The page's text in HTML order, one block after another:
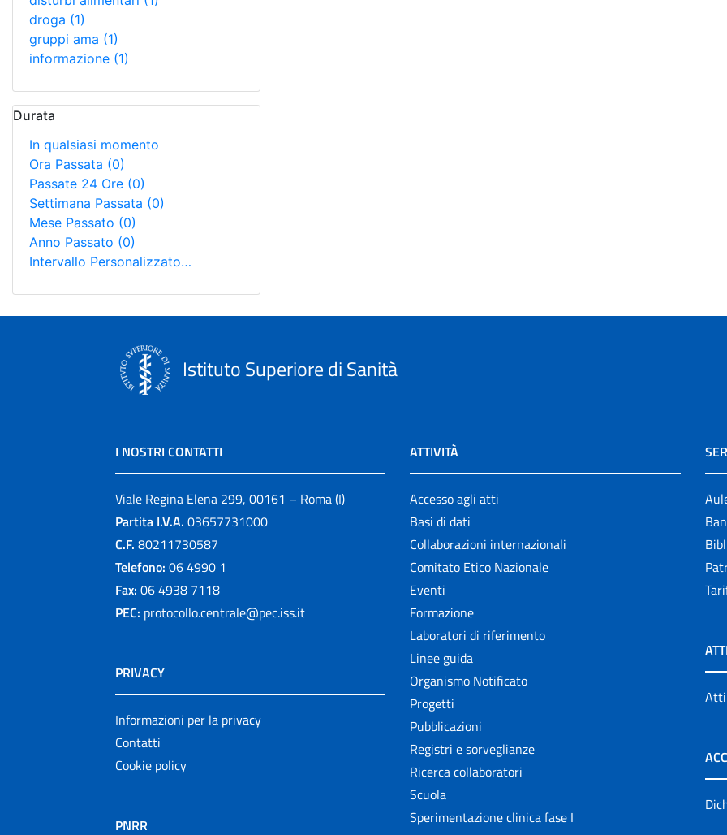
droga (1)
gruppi ama (1)
informazione (1)
Durata
In qualsiasi momento
Ora Passata (0)
Passate 24 Ore (0)
Settimana Passata (0)
Mese Passato (0)
Anno Passato (0)
Intervallo Personalizzato…
Istituto Superiore di Sanità
I NOSTRI CONTATTI
Viale Regina Elena 299, 00161 – Roma (I)
Partita I.V.A. 03657731000
C.F. 80211730587
Telefono: 06 4990 1
Fax: 06 4938 7118
PEC: protocollo.centrale@pec.iss.it
PRIVACY
Informazioni per la privacy
Contatti
Cookie policy
PNRR
ATTIVITÀ
Accesso agli atti
Basi di dati
Collaborazioni internazionali
Comitato Etico Nazionale
Eventi
Formazione
Laboratori di riferimento
Linee guida
Organismo Notificato
Progetti
Pubblicazioni
Registri e sorveglianze
Ricerca collaboratori
Scuola
Sperimentazione clinica fase I
Atti